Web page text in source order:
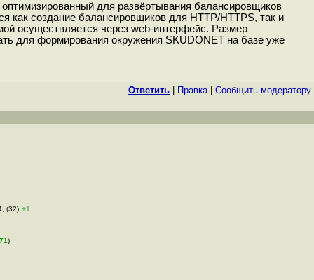
для развёртывания балансировщиков
как создание балансировщиков для HTTP/HTTPS, так и
осуществляется через web-интерфейс. Размер
для формирования окружения SKUDONET на базе уже
Ответить Правка| Cообщить модератору
(32) +1
71)